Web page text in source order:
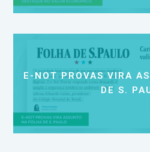
E-NOT PROVAS VIRA
DE S.